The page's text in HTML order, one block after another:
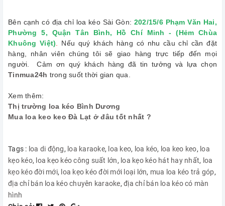
Bên cạnh có địa chỉ loa kéo Sài Gòn: 202/15/6 Phạm Văn Hai,
Phường 5, Quận Tân Bình, Hồ Chí Minh - (Hẻm Chùa
Khuông Việt)
Nếu quý khách hàng có nhu cầu chỉ cần đặt
hàng, nhân viên chúng tôi sẽ giao hàng trực tiếp đến mọi
người. Cảm ơn quý khách hàng đã tin tưởng và lựa chọn
Tinmua24h trong suốt thời gian qua.
Xem thêm:
Thị trường loa kéo Bình Dương
Mua loa keo keo Đà Lạt ở đâu tốt nhất ?
Tags : loa di động, loa karaoke, loa keo, loa kéo, loa keo keo, loa
kẹo kéo, loa kẹo kéo công suất lớn, loa kẹo kéo hát hay nhất, loa
kẹo kéo đời mới, loa kẹo kéo đời mới loại lớn, mua loa kéo trả góp,
địa chỉ bán loa kéo chuyên karaoke, địa chỉ bán loa kéo có màn
hình